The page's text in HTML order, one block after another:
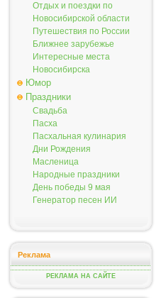
Отдых и поездки по
Новосибирской области
Путешествия по России
Ближнее зарубежье
Интересные места
Новосибирска
Юмор
Праздники
Свадьба
Пасха
Пасхальная кулинария
Дни Рождения
Масленица
Народные праздники
День победы 9 мая
Генератор песен ИИ
Реклама
РЕКЛАМА НА САЙТЕ